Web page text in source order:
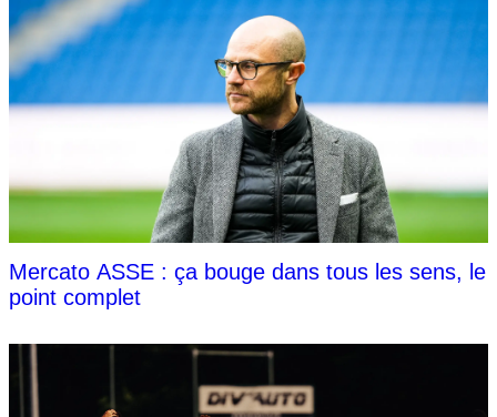
Mercato ASSE : ça bouge dans tous les sens, le
point complet